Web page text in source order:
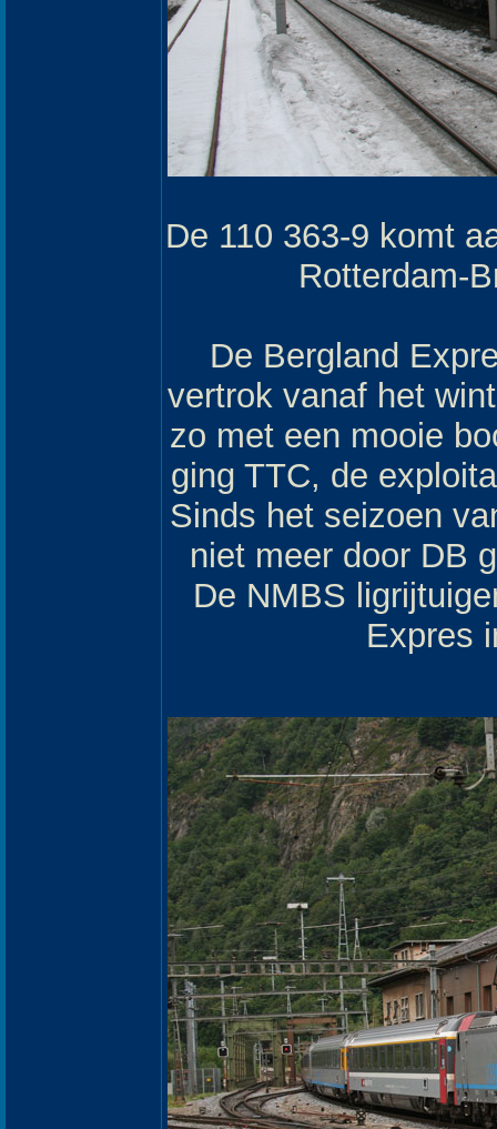
De 110 363-9 komt
Rotterdam-
De Bergland
vertrok vanaf het
zo met een mooie
ging TTC, de
Sinds het seizoen
niet meer door DB
De NMBS
Expres